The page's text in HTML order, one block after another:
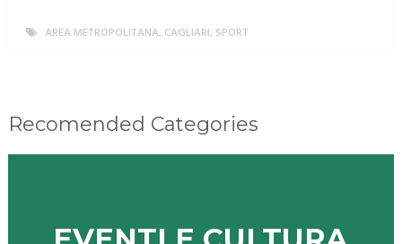
AREA METROPOLITANA, CAGLIARI, SPORT
Recomended Categories